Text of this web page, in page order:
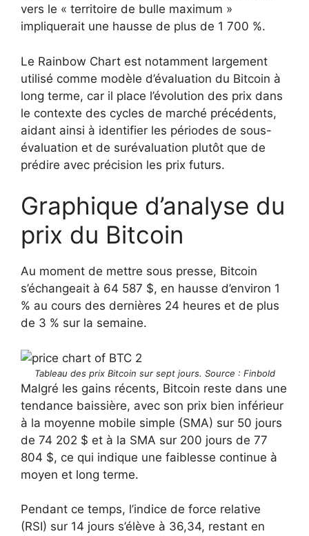
vers le « territoire de bulle maximum »
impliquerait une hausse de plus de 1 700 %.
Le Rainbow Chart est notamment largement
utilisé comme modèle d’évaluation du Bitcoin à
long terme, car il place l’évolution des prix dans
le contexte des cycles de marché précédents,
aidant ainsi à identifier les périodes de sous-
évaluation et de surévaluation plutôt que de
prédire avec précision les prix futurs.
Graphique d’analyse du
prix du Bitcoin
Au moment de mettre sous presse, Bitcoin
s’échangeait à 64 587 $, en hausse d’environ 1
% au cours des dernières 24 heures et de plus
de 3 % sur la semaine.
Tableau des prix Bitcoin sur sept jours. Source : Finbold
Malgré les gains récents, Bitcoin reste dans une
tendance baissière, avec son prix bien inférieur
à la moyenne mobile simple (SMA) sur 50 jours
de 74 202 $ et à la SMA sur 200 jours de 77
804 $, ce qui indique une faiblesse continue à
moyen et long terme.
Pendant ce temps, l’indice de force relative
(RSI) sur 14 jours s’élève à 36,34, restant en